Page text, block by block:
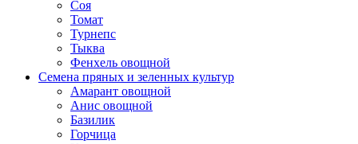
Соя
Томат
Турнепс
Тыква
Фенхель овощной
Семена пряных и зеленных культур
Амарант овощной
Анис овощной
Базилик
Горчица